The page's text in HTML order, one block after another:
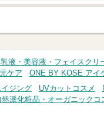
クチコミする
液・美容液・フェイスクリ
ケア
ONE BY KOSE アイ
ジング UVカットコスメ
然派化粧品・オーガニックコ